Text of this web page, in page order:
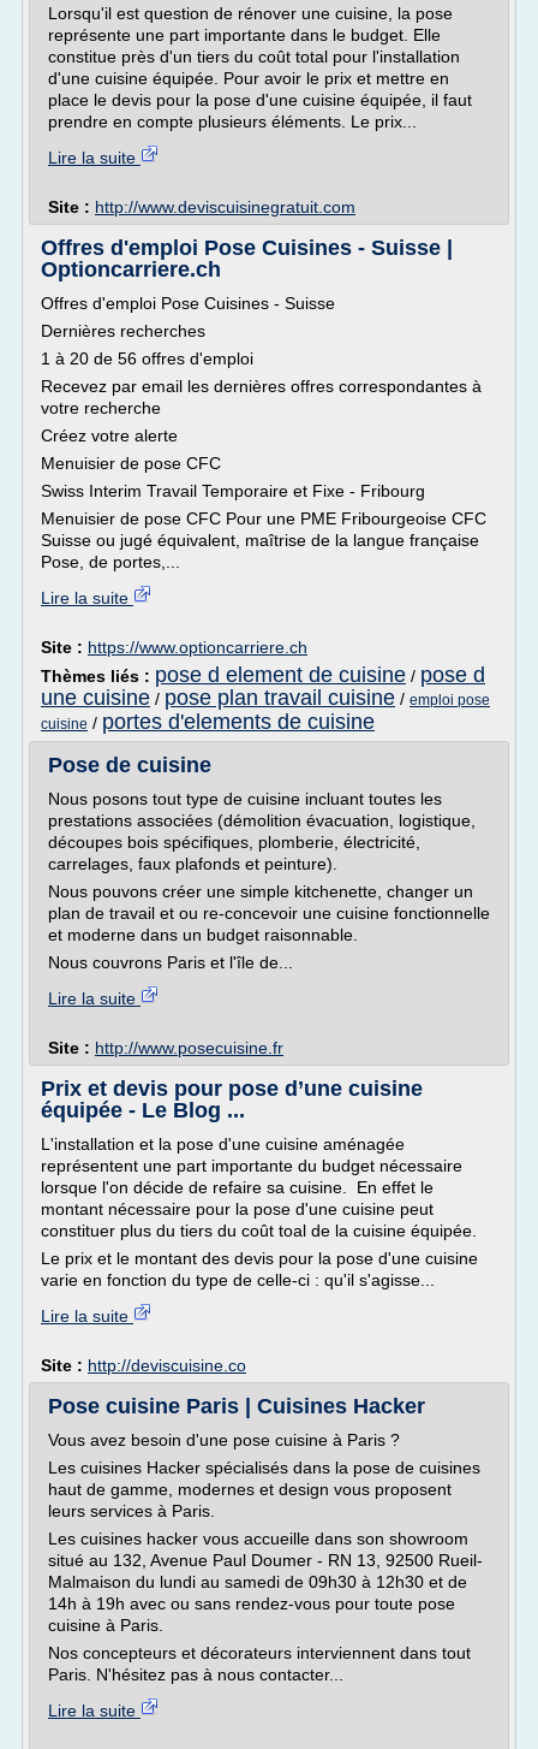
Lorsqu'il est question de rénover une cuisine, la pose
représente une part importante dans le budget. Elle
constitue près d'un tiers du coût total pour l'installation
d'une cuisine équipée. Pour avoir le prix et mettre en
place le devis pour la pose d'une cuisine équipée, il faut
prendre en compte plusieurs éléments. Le prix...
Lire la suite
Site : http://www.deviscuisinegratuit.com
Offres d'emploi Pose Cuisines - Suisse |
Optioncarriere.ch
Offres d'emploi Pose Cuisines - Suisse
Dernières recherches
1 à 20 de 56 offres d'emploi
Recevez par email les dernières offres correspondantes à
votre recherche
Créez votre alerte
Menuisier de pose CFC
Swiss Interim Travail Temporaire et Fixe - Fribourg
Menuisier de pose CFC Pour une PME Fribourgeoise CFC
Suisse ou jugé équivalent, maîtrise de la langue française
Pose, de portes,...
Lire la suite
Site : https://www.optioncarriere.ch
Thèmes liés : pose d element de cuisine / pose d
une cuisine / pose plan travail cuisine / emploi pose
cuisine / portes d'elements de cuisine
Pose de cuisine
Nous posons tout type de cuisine incluant toutes les
prestations associées (démolition évacuation, logistique,
découpes bois spécifiques, plomberie, électricité,
carrelages, faux plafonds et peinture).
Nous pouvons créer une simple kitchenette, changer un
plan de travail et ou re-concevoir une cuisine fonctionnelle
et moderne dans un budget raisonnable.
Nous couvrons Paris et l'île de...
Lire la suite
Site : http://www.posecuisine.fr
Prix et devis pour pose d’une cuisine
équipée - Le Blog ...
L'installation et la pose d'une cuisine aménagée
représentent une part importante du budget nécessaire
lorsque l'on décide de refaire sa cuisine. En effet le
montant nécessaire pour la pose d'une cuisine peut
constituer plus du tiers du coût toal de la cuisine équipée.
Le prix et le montant des devis pour la pose d'une cuisine
varie en fonction du type de celle-ci : qu'il s'agisse...
Lire la suite
Site : http://deviscuisine.co
Pose cuisine Paris | Cuisines Hacker
Vous avez besoin d'une pose cuisine à Paris ?
Les cuisines Hacker spécialisés dans la pose de cuisines
haut de gamme, modernes et design vous proposent
leurs services à Paris.
Les cuisines hacker vous accueille dans son showroom
situé au 132, Avenue Paul Doumer - RN 13, 92500 Rueil-
Malmaison du lundi au samedi de 09h30 à 12h30 et de
14h à 19h avec ou sans rendez-vous pour toute pose
cuisine à Paris.
Nos concepteurs et décorateurs interviennent dans tout
Paris. N'hésitez pas à nous contacter...
Lire la suite